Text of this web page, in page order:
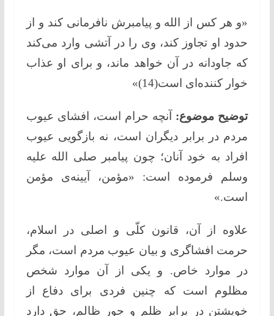
«و هر کس از الله و پیامبرش نافرمانی کند و از
حدود او تجاوز کند، وی را در آتشی وارد می‌کند
که جاودانه در آن خواهد ماند، و برای او عذاب
خوار کننده‌ای است(14)»
توضیح موضوع: آنچه حرام است، افشای عیوب
مردم در برابر دیگران است، نه بازگویی عیوب
افراد به خود آنان؛ چون پیامبر صلی الله علیه
وسلم فرموده است: «مؤمن، آیینه‌ی مؤمن
است.»
علاوه از آن، قانون کلّی و اصلی در اسلام،
حرمت افشاگری و بیان عیوب مردم است، مگر
در موارد خاص. و یکی از آن موارد شخص
مظلوم است که چنین فردی برای دفاع از
خویشتن در برابر ظلم و جور ظالم، حق دارد